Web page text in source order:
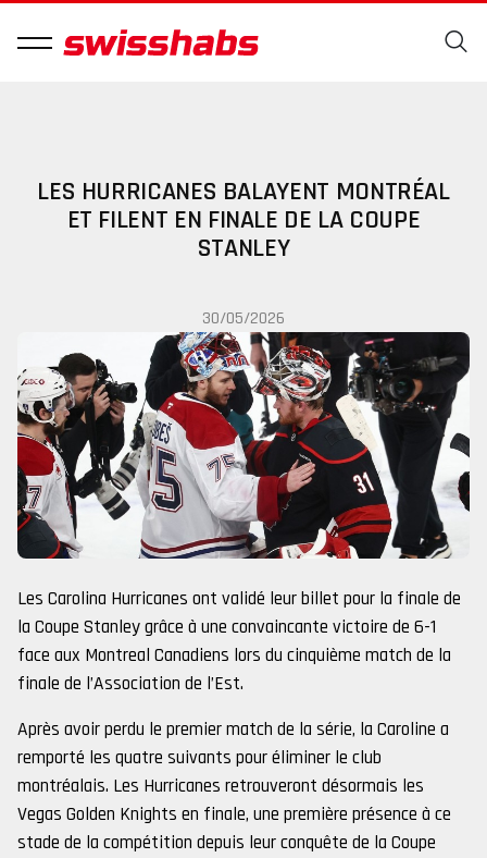
LES HURRICANES BALAYENT MONTRÉAL
ET FILENT EN FINALE DE LA COUPE
STANLEY
30/05/2026
Les Carolina Hurricanes ont validé leur billet pour la finale de
la Coupe Stanley grâce à une convaincante victoire de 6-1
face aux Montreal Canadiens lors du cinquième match de la
finale de l’Association de l’Est.
Après avoir perdu le premier match de la série, la Caroline a
remporté les quatre suivants pour éliminer le club
montréalais. Les Hurricanes retrouveront désormais les
Vegas Golden Knights en finale, une première présence à ce
stade de la compétition depuis leur conquête de la Coupe